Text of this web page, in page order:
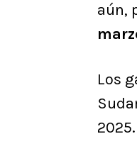
aún,
Los
2025.